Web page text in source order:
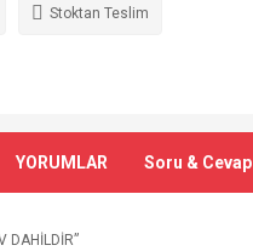
Stoktan Teslim
YORUMLAR Soru & Cevap
DAHİLDİR”